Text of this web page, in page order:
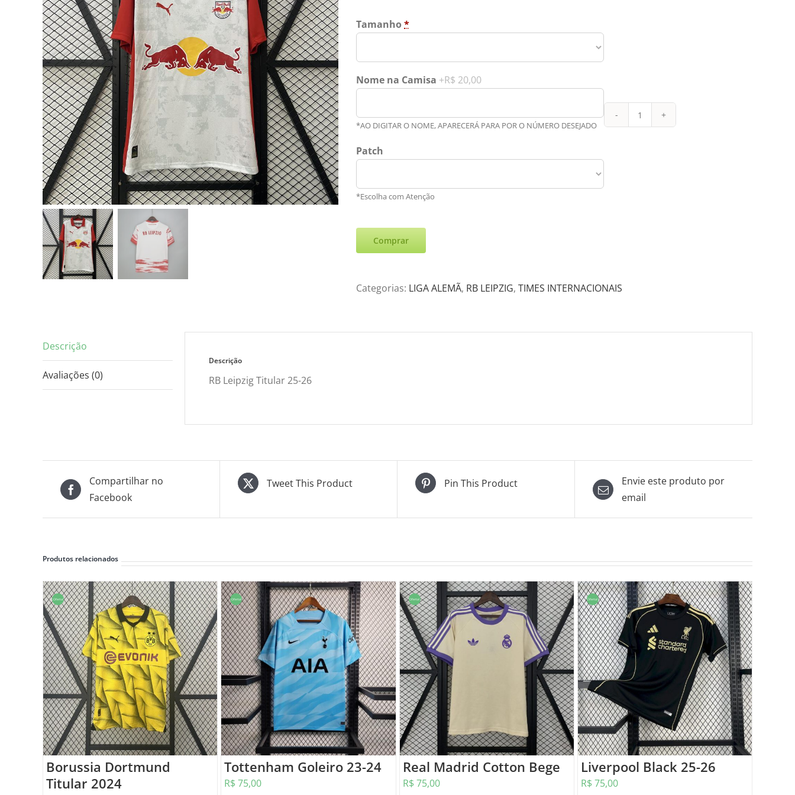
Tamanho *
Nome na Camisa +R$ 20,00
*AO DIGITAR O NOME, APARECERÁ PARA POR O NÚMERO DESEJADO
Patch
*Escolha com Atenção
RB
Comprar
Categorias: LIGA ALEMÃ, RB LEIPZIG, TIMES INTERNACIONAIS
Descrição
Avaliações (0)
Descrição
RB Leipzig Titular 25-26
Compartilhar no
Facebook
Tweet This Product Pin This Product
Envie este produto por
email
Produtos relacionados
Oferta!
Borussia Dortmund
Titular 2024
Oferta!
Tottenham Goleiro 23-24
R$ 75,00
Oferta!
Real Madrid Cotton Bege
R$ 75,00
Oferta!
Liverpool Black 25-26
R$ 75,00